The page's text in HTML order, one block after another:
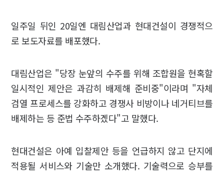
일주일 뒤인 20일엔 대림산업과 현대건설이 경쟁적으
로 보도자료를 배포했다.
대림산업은 "당장 눈앞의 수주를 위해 조합원을 현혹할
일시적인 제안은 과감히 배제해 준비중"이라며 "자체
검열 프로세스를 강화하고 경쟁사 비방이나 네거티브를
배제하는 등 준법 수주하겠다"고 말했다.
현대건설은 아예 입찰제안 등을 언급하지 않고 단지에
적용될 서비스와 기술만 소개했다. 기술력으로 승부를